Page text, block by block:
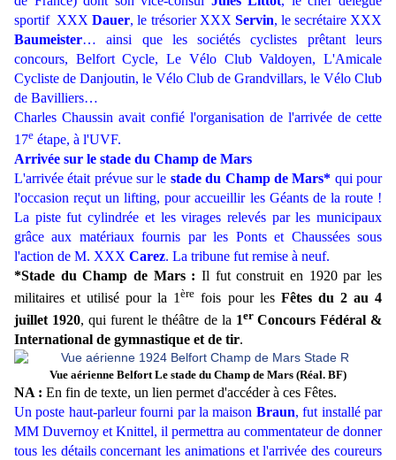
sportif XXXDauer, le trésorier XXX Servin, le secrétaire XXX
Baumeister… ainsi que les sociétés cyclistes prêtant leurs
concours, Belfort Cycle, Le Vélo Club Valdoyen, L'Amicale
Cycliste de Danjoutin, le Vélo Club de Grandvillars, le Vélo Club
de Bavilliers…
Charles Chaussin avait confié l'organisation de l'arrivée de cette
17e étape, à l'UVF.
Arrivée sur le stade du Champ de Mars
L'arrivée était prévue sur le stade du Champ de Mars* qui pour
l'occasion reçut un lifting, pour accueillir les Géants de la route !
La piste fut cylindrée et les virages relevés par les municipaux
grâce aux matériaux fournis par les Ponts et Chaussées sous
l'action de M. XXX Carez. La tribune fut remise à neuf.
*Stade du Champ de Mars :Il fut construit en 1920 par les
militaires et utilisé pour la 1ère fois pour les Fêtes du 2 au 4
juillet 1920, qui furent le théâtre de la 1er Concours Fédéral &
International de gymnastique et de tir.
Vue aérienne Belfort Le stade du Champ de Mars (Réal. BF)
NA : En fin de texte, un lien permet d'accéder à ces Fêtes.
Un poste haut-parleur fourni par la maison Braun, fut installé par
MM Duvernoy et Knittel, il permettra au commentateur de donner
tous les détails concernant les animations et l'arrivée des coureurs